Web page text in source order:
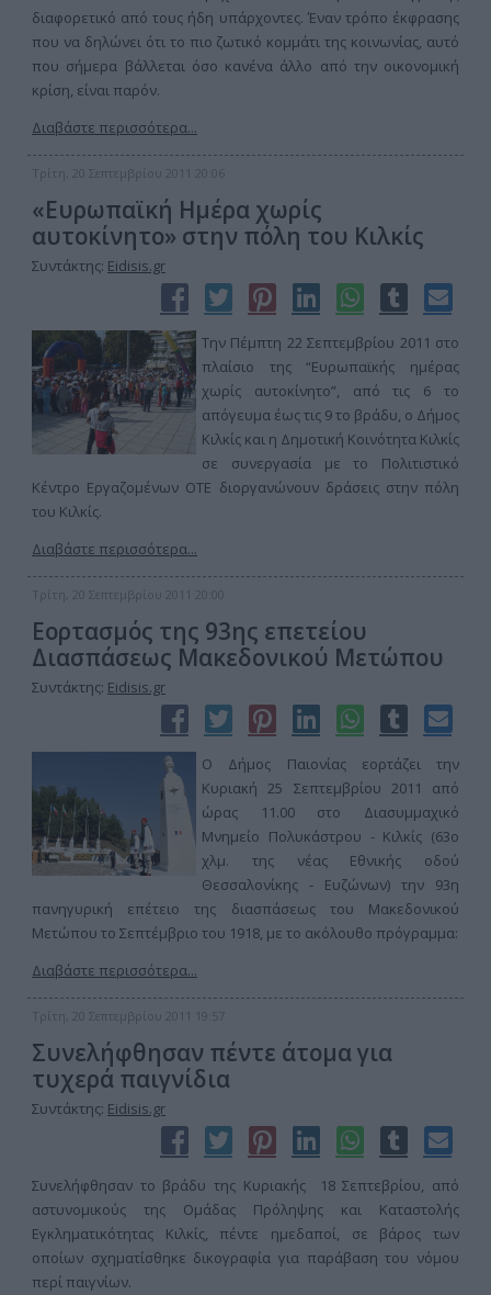
διαφορετικό από τους ήδη υπάρχοντες. Έναν τρόπο έκφρασης
που να δηλώνει ότι το πιο ζωτικό κομμάτι της κοινωνίας, αυτό
που σήμερα βάλλεται όσο κανένα άλλο από την οικονομική
κρίση, είναι παρόν.
Διαβάστε περισσότερα...
Τρίτη, 20 Σεπτεμβρίου 2011 20:06
«Ευρωπαϊκή Ημέρα χωρίς
αυτοκίνητο» στην πόλη του Κιλκίς
Συντάκτης: Eidisis.gr
Την Πέμπτη 22 Σεπτεμβρίου 2011 στο
πλαίσιο της “Ευρωπαϊκής ημέρας
χωρίς αυτοκίνητο”, από τις 6 το
απόγευμα έως τις 9 το βράδυ, ο Δήμος
Κιλκίς και η Δημοτική Κοινότητα Κιλκίς
σε συνεργασία με το Πολιτιστικό
Κέντρο Εργαζομένων ΟΤΕ διοργανώνουν δράσεις στην πόλη
του Κιλκίς.
Διαβάστε περισσότερα...
Τρίτη, 20 Σεπτεμβρίου 2011 20:00
Eορτασμός της 93ης επετείου
Διασπάσεως Μακεδονικού Μετώπου
Συντάκτης: Eidisis.gr
Ο Δήμος Παιονίας εορτάζει την
Κυριακή 25 Σεπτεμβρίου 2011 από
ώρας 11.00 στο Διασυμμαχικό
Μνημείο Πολυκάστρου - Κιλκίς (63ο
χλμ. της νέας Εθνικής οδού
Θεσσαλονίκης - Ευζώνων) την 93η
πανηγυρική επέτειο της διασπάσεως του Μακεδονικού
Μετώπου το Σεπτέμβριο του 1918, με το ακόλουθο πρόγραμμα:
Διαβάστε περισσότερα...
Τρίτη, 20 Σεπτεμβρίου 2011 19:57
Συνελήφθησαν πέντε άτομα για
τυχερά παιγνίδια
Συντάκτης: Eidisis.gr
Συνελήφθησαν το βράδυ της Κυριακής 18 Σεπτεβρίου, από
αστυνομικούς της Ομάδας Πρόληψης και Καταστολής
Εγκληματικότητας Κιλκίς, πέντε ημεδαποί, σε βάρος των
οποίων σχηματίσθηκε δικογραφία για παράβαση του νόμου
περί παιγνίων.